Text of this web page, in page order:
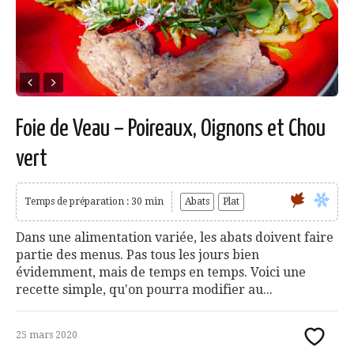
Foie de Veau – Poireaux, Oignons et Chou
vert
Temps de préparation : 30 min Abats Plat
Dans une alimentation variée, les abats doivent faire
partie des menus. Pas tous les jours bien
évidemment, mais de temps en temps. Voici une
recette simple, qu'on pourra modifier au...
25 mars 2020